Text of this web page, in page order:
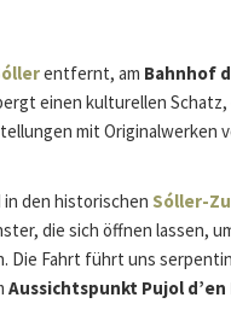
entfernt, am Bahnhof
einen kulturellen
mit Originalwerken
den historischen Sóller-
die sich öffnen lassen,
Fahrt führt uns
Aussichtspunkt Pujol d’en